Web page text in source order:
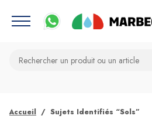
Accueil Sujets Identifiés “sols”